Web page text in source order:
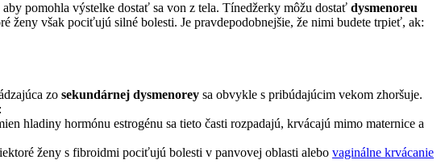
pomohla výstelke dostať sa von z tela. Tínedžerky môžu dostať dysmenoreu
ženy však pociťujú silné bolesti. Je pravdepodobnejšie, že nimi budete trpieť, ak:
zo sekundárnej dysmenorey sa obvykle s pribúdajúcim vekom zhoršuje.
hladiny hormónu estrogénu sa tieto časti rozpadajú, krvácajú mimo maternice a
ženy s fibroidmi pociťujú bolesti v panvovej oblasti alebo vaginálne krvácanie